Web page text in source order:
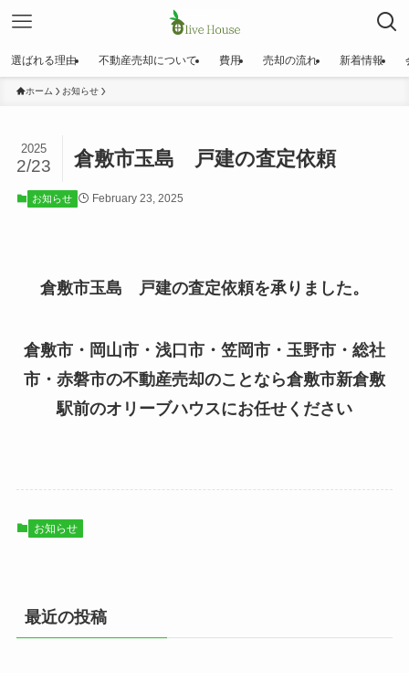
選ばれる理由 不動産売却について 費用 売却の流れ 新着情報
ホーム お知らせ
倉敷市玉島 戸建の査定依頼
2025
2/23
お知らせ February 23, 2025
倉敷市玉島 戸建の査定依頼を承りました。
倉敷市・岡山市・浅口市・笠岡市・玉野市・総社
市・赤磐市の不動産売却のことなら倉敷市新倉敷
駅前のオリーブハウスにお任せください
お知らせ
最近の投稿